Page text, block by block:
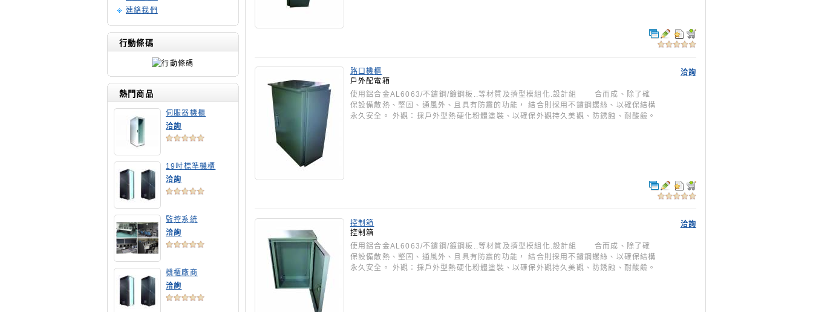
連絡我們
行動條碼
熱門商品
伺服器機櫃
洽詢
19吋標準機櫃
洽詢
監控系統
洽詢
機櫃廠商
洽詢
洽詢
路口機櫃
戶外配電箱
使用鋁合金AL6063/不鏽鋼/鍍鋼板..等材質及擠型模組化.設計組 合而成、除了確
保設備散熱、堅固、通風外、且具有防震的功能， 結合則採用不鏽鋼螺絲、以確保結構
永久安全。 外觀：採戶外型熱硬化粉體塗裝、以確保外觀持久美觀、防銹蝕、耐酸鹼。
洽詢
控制箱
控制箱
使用鋁合金AL6063/不鏽鋼/鍍鋼板..等材質及擠型模組化.設計組 合而成、除了確
保設備散熱、堅固、通風外、且具有防震的功能， 結合則採用不鏽鋼螺絲、以確保結構
永久安全。 外觀：採戶外型熱硬化粉體塗裝、以確保外觀持久美觀、防銹蝕、耐酸鹼。